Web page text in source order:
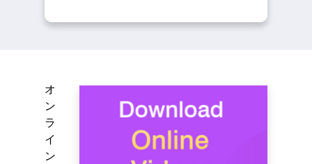
オ
ン
ラ
イ
ン